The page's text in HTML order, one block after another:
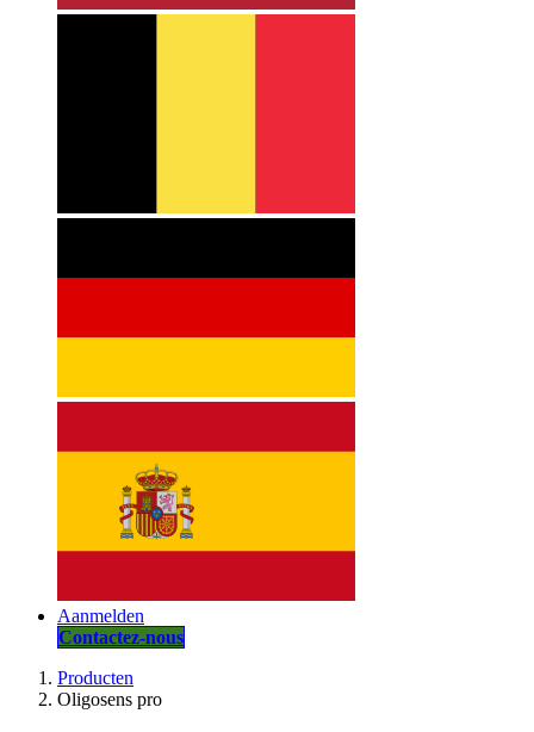
Aanmelden
Contactez-nous
Producten
Oligosens pro